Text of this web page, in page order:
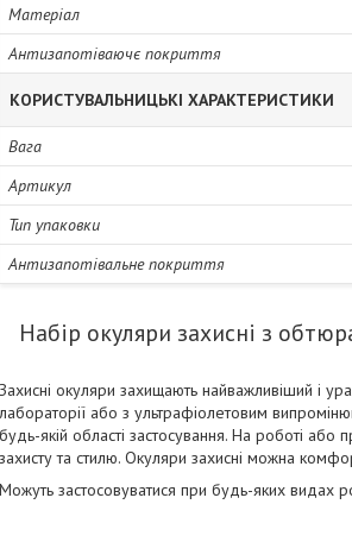
Матеріал
Антизапотіваючє покриття
КОРИСТУВАЛЬНИЦЬКІ ХАРАКТЕРИСТИКИ
Вага
Артикул
Тип упаковки
Антизапотівальне покриття
Набір окуляри захисні з
Захисні окуляри захищають найважливіший і
лабораторії або з ультрафіолетовим
будь-якій області застосування. На роботі
захисту та стилю. Окуляри захисні можна
Можуть застосовуватися при будь-яких видах